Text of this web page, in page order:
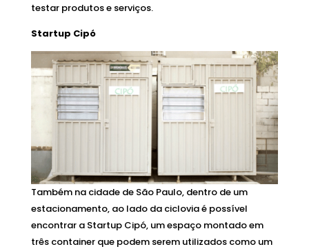
testar produtos e serviços.
Startup Cipó
Também na cidade de São Paulo, dentro de um
estacionamento, ao lado da ciclovia é possível
encontrar a Startup Cipó, um espaço montado em
três container que podem serem utilizados como um